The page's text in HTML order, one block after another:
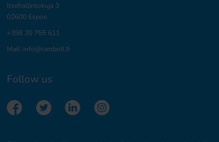
Itsehallintokuja 3
02600 Espoo
+358 20 755 611
Mail: info@ramboll.fi
Follow us